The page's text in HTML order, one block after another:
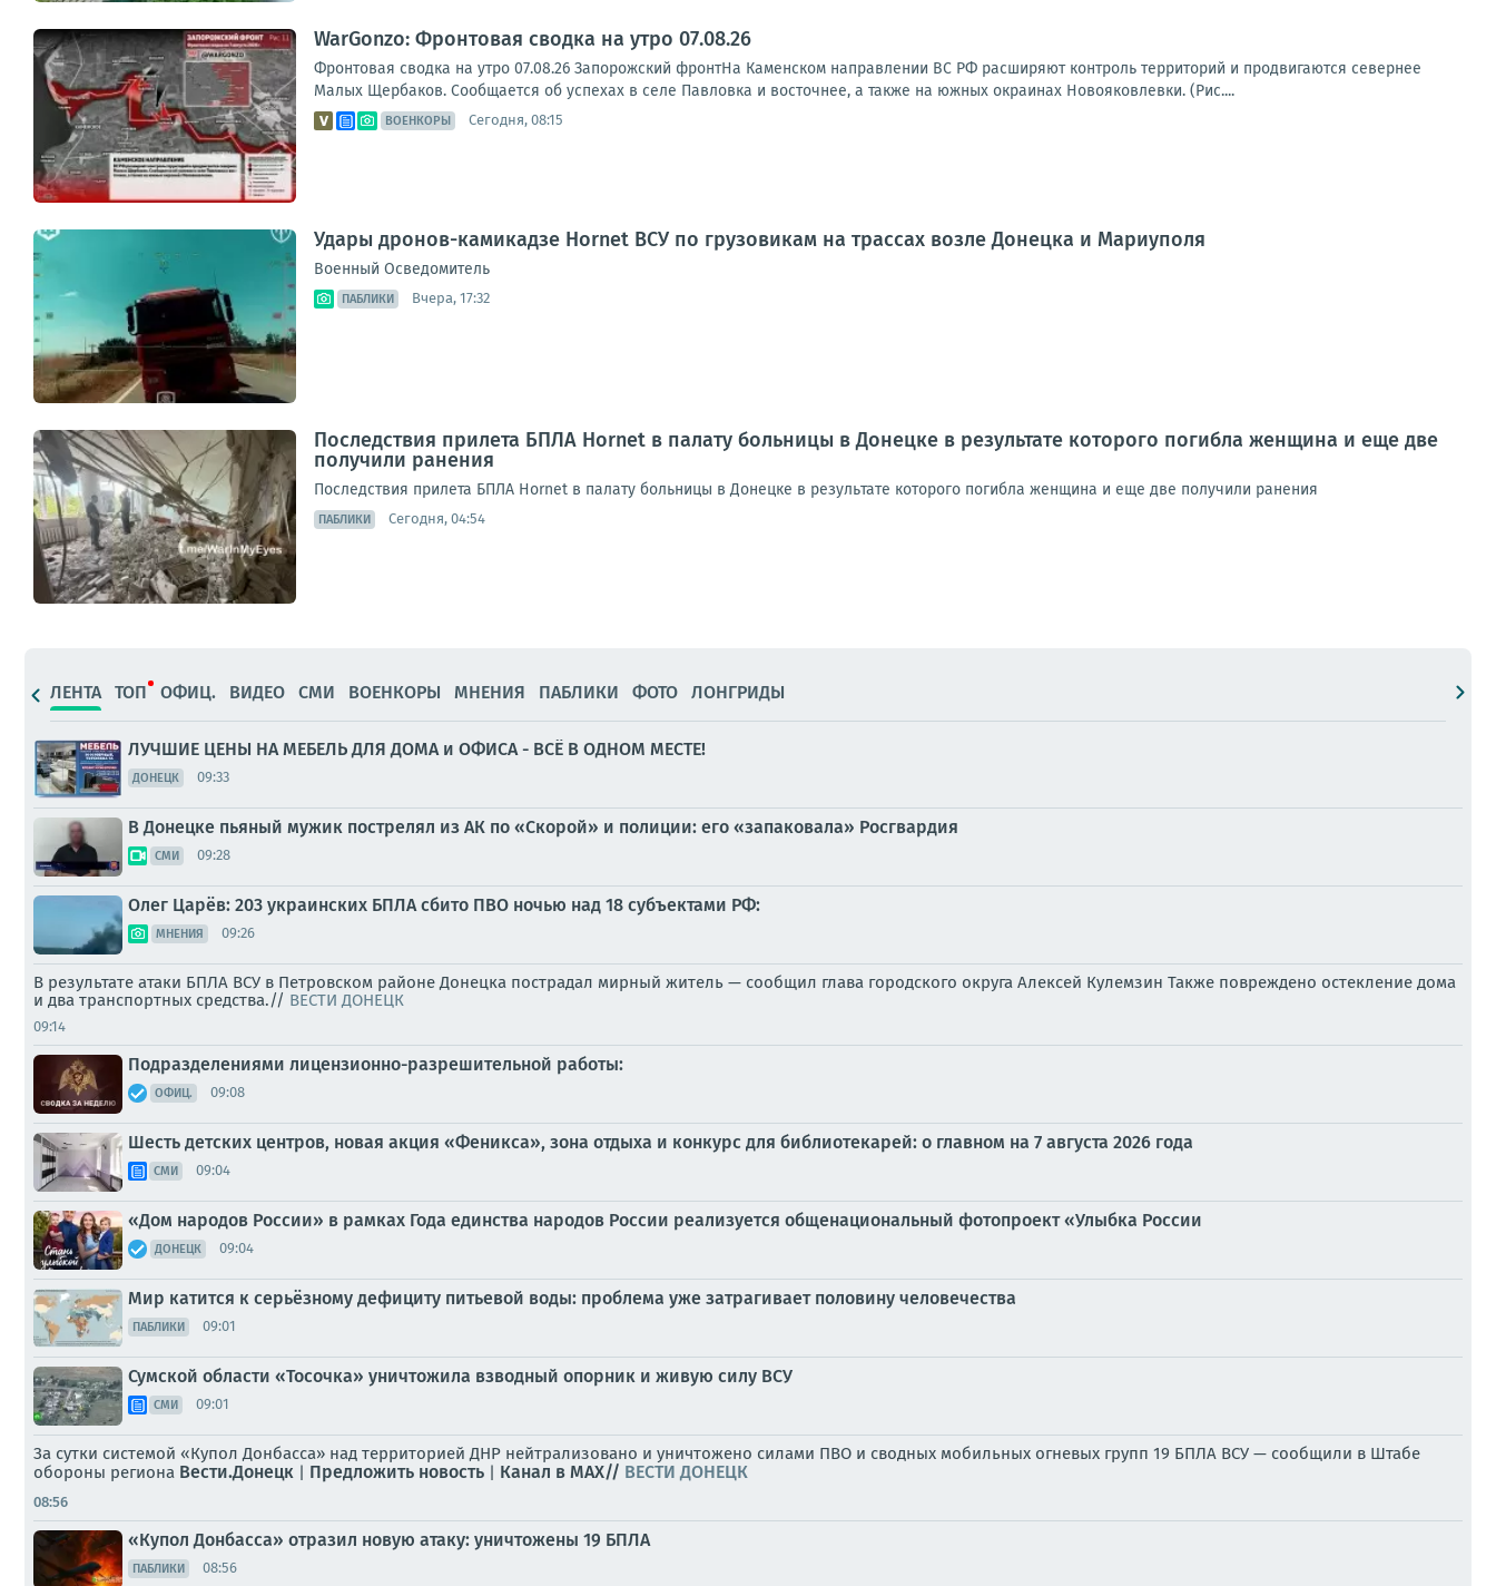
WarGonzo: Фронтовая сводка на утро 07.08.26
Фронтовая сводка на утро 07.08.26 Запорожский фронтНа Каменском направлении ВС РФ расширяют контроль территорий и продвигаются севернее
Малых Щербаков. Сообщается об успехах в селе Павловка и восточнее, а также на южных окраинах Новояковлевки. (Рис....
ВОЕНКОРЫ Сегодня, 08:15
Удары дронов-камикадзе Hornet ВСУ по грузовикам на трассах возле Донецка и Мариуполя
Военный Осведомитель
ПАБЛИКИ Вчера, 17:32
Последствия прилета БПЛА Hornet в палату больницы в Донецке в результате которого погибла женщина и еще две
получили ранения
Последствия прилета БПЛА Hornet в палату больницы в Донецке в результате которого погибла женщина и еще две получили ранения
ПАБЛИКИ Сегодня, 04:54
ЛЕНТА ТОП ОФИЦ. ВИДЕО СМИ ВОЕНКОРЫ МНЕНИЯ ПАБЛИКИ ФОТО ЛОНГРИДЫ
ЛУЧШИЕ ЦЕНЫ НА МЕБЕЛЬ ДЛЯ ДОМА и ОФИСА - ВСЁ В ОДНОМ МЕСТЕ!
ДОНЕЦК 09:33
В Донецке пьяный мужик пострелял из АК по «Скорой» и полиции: его «запаковала» Росгвардия
СМИ 09:28
Олег Царёв: 203 украинских БПЛА сбито ПВО ночью над 18 субъектами РФ:
МНЕНИЯ 09:26
В результате атаки БПЛА ВСУ в Петровском районе Донецка пострадал мирный житель — сообщил глава городского округа Алексей Кулемзин Также повреждено остекление дома
и два транспортных средства.// ВЕСТИ ДОНЕЦК
09:14
Подразделениями лицензионно-разрешительной работы:
ОФИЦ. 09:08
Шесть детских центров, новая акция «Феникса», зона отдыха и конкурс для библиотекарей: о главном на 7 августа 2026 года
СМИ 09:04
«Дом народов России» в рамках Года единства народов России реализуется общенациональный фотопроект «Улыбка России
ДОНЕЦК 09:04
Мир катится к серьёзному дефициту питьевой воды: проблема уже затрагивает половину человечества
ПАБЛИКИ 09:01
Сумской области «Тосочка» уничтожила взводный опорник и живую силу ВСУ
СМИ 09:01
За сутки системой «Купол Донбасса» над территорией ДНР нейтрализовано и уничтожено силами ПВО и сводных мобильных огневых групп 19 БПЛА ВСУ — сообщили в Штабе
обороны региона Вести.Донецк | Предложить новость | Канал в MAX// ВЕСТИ ДОНЕЦК
08:56
«Купол Донбасса» отразил новую атаку: уничтожены 19 БПЛА
ПАБЛИКИ 08:56